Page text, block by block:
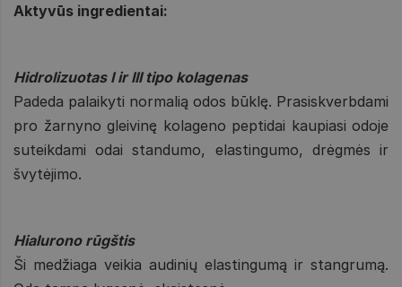
Aktyvūs ingredientai:
Hidrolizuotas I ir III tipo kolagenas
Padeda palaikyti normalią odos būklę. Prasiskverbdami
pro žarnyno gleivinę kolageno peptidai kaupiasi odoje
suteikdami odai standumo, elastingumo, drėgmės ir
švytėjimo.
Hialurono rūgštis
Ši medžiaga veikia audinių elastingumą ir stangrumą.